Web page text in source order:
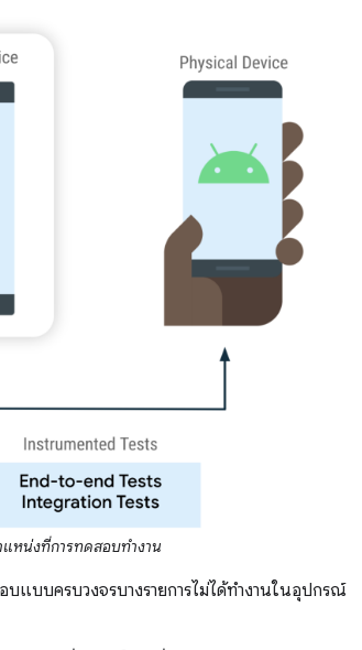
หน่งที่การทดสอบทำงาน
แบบครบวงจรบางรายการไม่ได้ทำงานในอุปกรณ์